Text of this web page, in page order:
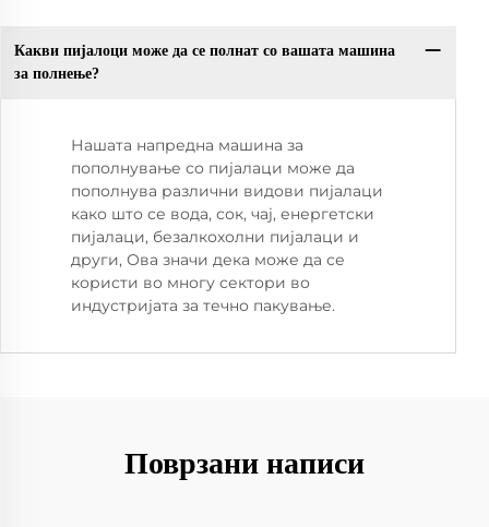
Какви пијалоци може да се полнат со вашата машина
за полнење?
Нашата напредна машина за
пополнување со пијалаци може да
пополнува различни видови пијалаци
како што се вода, сок, чај, енергетски
пијалаци, безалкохолни пијалаци и
други, Ова значи дека може да се
користи во многу сектори во
индустријата за течно пакување.
Поврзани написи